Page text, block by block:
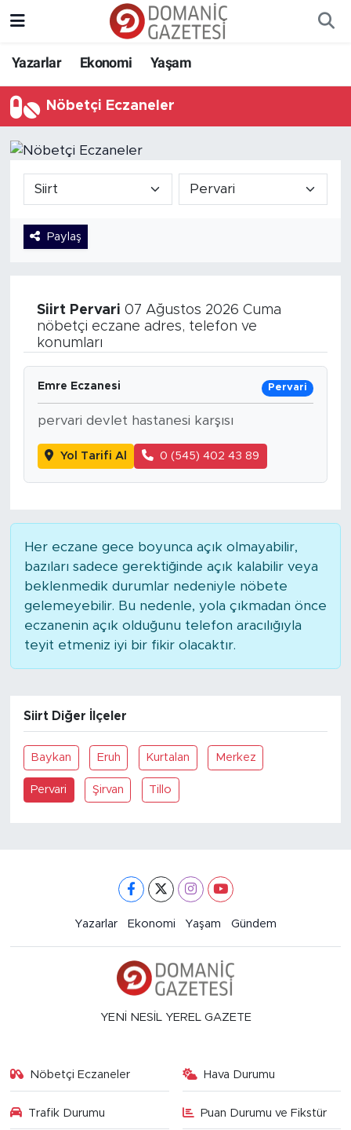
Yazarlar Ekonomi Yaşam
Nöbetçi Eczaneler
Paylaş
Siirt Pervari 07 Ağustos 2026 Cuma
nöbetçi eczane adres, telefon ve
konumları
Emre Eczanesi Pervari
pervari devlet hastanesi karşısı
Yol Tarifi Al 0 (545) 402 43 89
Her eczane gece boyunca açık olmayabilir,
bazıları sadece gerektiğinde açık kalabilir veya
beklenmedik durumlar nedeniyle nöbete
gelemeyebilir. Bu nedenle, yola çıkmadan önce
eczanenin açık olduğunu telefon aracılığıyla
teyit etmeniz iyi bir fikir olacaktır.
Siirt Diğer İlçeler
Baykan Eruh Kurtalan Merkez
Pervari Şirvan Tillo
Yazarlar Ekonomi Yaşam Gündem
YENİ NESİL YEREL GAZETE
Nöbetçi Eczaneler Hava Durumu
Trafik Durumu Puan Durumu ve Fikstür